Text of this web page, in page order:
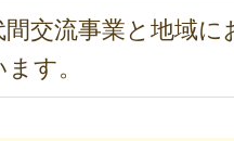
交流事業と地域
す。